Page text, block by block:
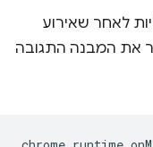
לאחר שאירוע
את המבנה התגובה